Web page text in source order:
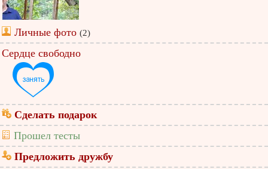
Личные фото (2)
Сердце свободно
Сделать подарок
Прошел тесты
Предложить дружбу